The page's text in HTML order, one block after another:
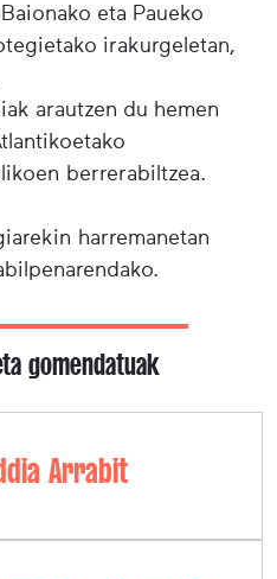
eta Paueko
irakurgeletan,
arautzen du hemen
berrerabiltzea.
harremanetan
gomendatuak
Arrabit